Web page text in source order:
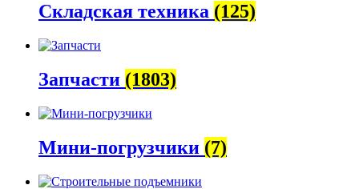
Складская техника (125)
Запчасти (1803)
Мини-погрузчики (7)